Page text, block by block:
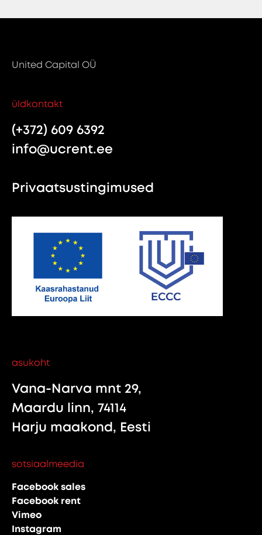
United Capital OÜ
üldkontakt
(+372) 609 6392
info@ucrent.ee
Privaatsustingimused
asukoht
Vana-Narva mnt 29,
Maardu linn, 74114
Harju maakond, Eesti
sotsiaalmeedia
Facebook sales
Facebook rent
Vimeo
Instagram